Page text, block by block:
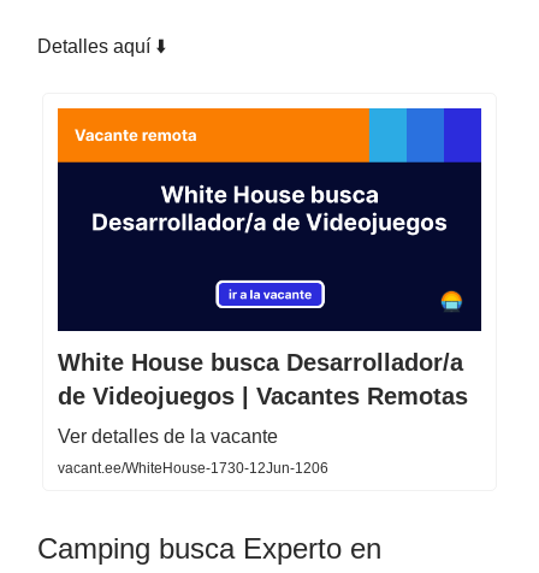
Detalles aquí ⬇️
White House busca Desarrollador/a
de Videojuegos | Vacantes Remotas
Ver detalles de la vacante
vacant.ee/WhiteHouse-1730-12Jun-1206
Camping busca Experto en